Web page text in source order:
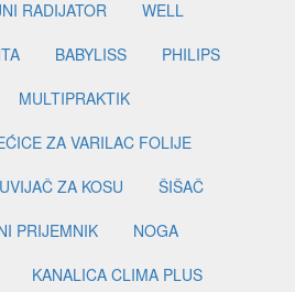
RADIJATOR
WELL
BABYLISS
PHILIPS
MULTIPRAKTIK
ZA VARILAC FOLIJE
UVIJAČ ZA KOSU
ŠIŠAČ
PRIJEMNIK
NOGA
KANALICA CLIMA PLUS